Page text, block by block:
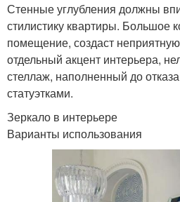
Стенные углубления должны
стилистику квартиры. Большое
помещение, создаст
отдельный акцент интерьера,
стеллаж, наполненный до
статуэтками.
Зеркало в интерьере
Варианты использования